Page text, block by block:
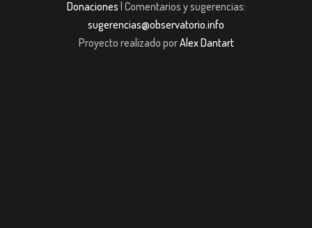
Donaciones | Comentarios y sugerencias:
sugerencias@observatorio.info
Proyecto realizado porAlex Dantart